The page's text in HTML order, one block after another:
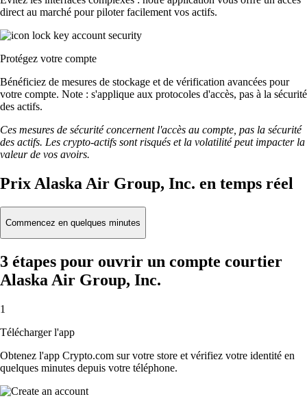
direct au marché pour piloter facilement vos actifs.
Protégez votre compte
Bénéficiez de mesures de stockage et de vérification avancées pour
votre compte. Note : s'applique aux protocoles d'accès, pas à la sécurité
des actifs.
Ces mesures de sécurité concernent l'accès au compte, pas la sécurité
des actifs. Les crypto-actifs sont risqués et la volatilité peut impacter la
valeur de vos avoirs.
Prix Alaska Air Group, Inc. en temps réel
Commencez en quelques minutes
3 étapes pour ouvrir un compte courtier
Alaska Air Group, Inc.
1
Télécharger l'app
Obtenez l'app Crypto.com sur votre store et vérifiez votre identité en
quelques minutes depuis votre téléphone.